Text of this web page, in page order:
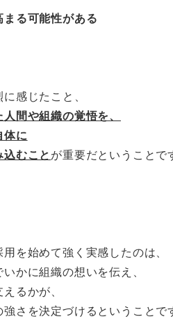
まる可能性がある
感じたこと、
間や組織の覚悟を、
体に
むことが重要だということで
を始めて強く実感したのは、
かに組織の想いを伝え、
るかが、
さを決定づけるということで